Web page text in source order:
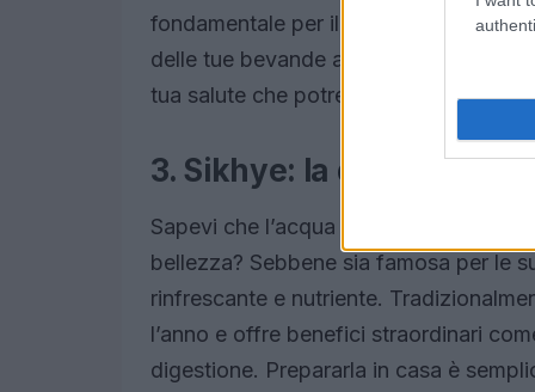
fondamentale per il loro benessere.
delle tue bevande abituali con
tua salute che potrebbero sorprenderti!
3. Sikhye: la dolcezza
Sapevi che l’acqua di riso fermentata,
bellezza? Sebbene sia famosa per le
rinfrescante e nutriente.
l’anno e offre benefici straordinari
digestione. Prepararla in casa è